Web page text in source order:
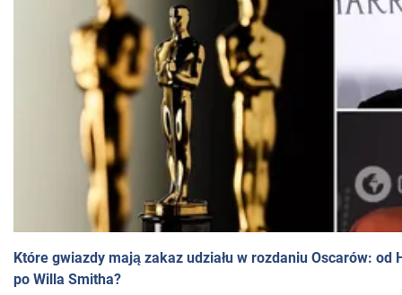
Które gwiazdy mają zakaz udziału w rozdaniu Oscarów: od
po Willa Smitha?